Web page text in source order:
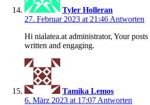
Tyler Holleran
27. Februar 2023 at 21:46 Antworten
Hi nialatea.at administrator, Your
written and engaging.
Tamika Lemos
6. März 2023 at 17:07 Antworten